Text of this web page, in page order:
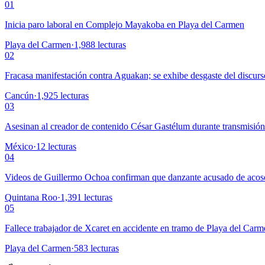
01
Inicia paro laboral en Complejo Mayakoba en Playa del Carmen
Playa del Carmen·1,988 lecturas
02
Fracasa manifestación contra Aguakan; se exhibe desgaste del
Cancún·1,925 lecturas
03
Asesinan al creador de contenido César Gastélum durante
México·12 lecturas
04
Videos de Guillermo Ochoa confirman que danzante acusado de
Quintana Roo·1,391 lecturas
05
Fallece trabajador de Xcaret en accidente en tramo de Playa del
Playa del Carmen·583 lecturas